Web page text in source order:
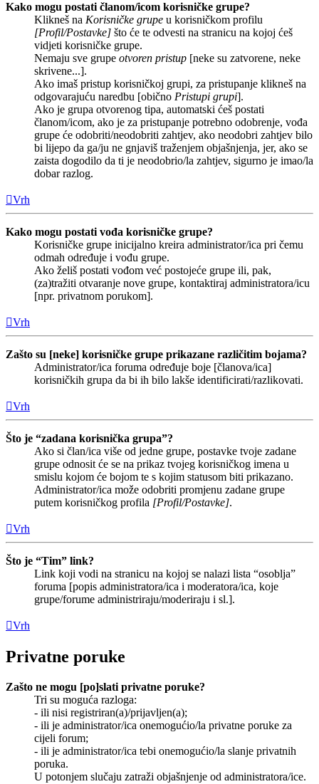
Kako mogu postati članom/icom korisničke grupe?
Klikneš na Korisničke grupe u korisničkom profilu
[Profil/Postavke] što će te odvesti na stranicu na kojoj ćeš
vidjeti korisničke grupe.
Nemaju sve grupe otvoren pristup [neke su zatvorene, neke
skrivene...].
Ako imaš pristup korisničkoj grupi, za pristupanje klikneš na
odgovarajuću naredbu [obično Pristupi grupi].
Ako je grupa otvorenog tipa, automatski ćeš postati
članom/icom, ako je za pristupanje potrebno odobrenje, vođa
grupe će odobriti/neodobriti zahtjev, ako neodobri zahtjev bilo
bi lijepo da ga/ju ne gnjaviš traženjem objašnjenja, jer, ako se
zaista dogodilo da ti je neodobrio/la zahtjev, sigurno je imao/la
dobar razlog.
Vrh
Kako mogu postati vođa korisničke grupe?
Korisničke grupe inicijalno kreira administrator/ica pri čemu
odmah određuje i vođu grupe.
Ako želiš postati vođom već postojeće grupe ili, pak,
(za)tražiti otvaranje nove grupe, kontaktiraj administratora/icu
[npr. privatnom porukom].
Vrh
Zašto su [neke] korisničke grupe prikazane različitim bojama?
Administrator/ica foruma određuje boje [članova/ica]
korisničkih grupa da bi ih bilo lakše identificirati/razlikovati.
Vrh
Što je “zadana korisnička grupa”?
Ako si član/ica više od jedne grupe, postavke tvoje zadane
grupe odnosit će se na prikaz tvojeg korisničkog imena u
smislu kojom će bojom te s kojim statusom biti prikazano.
Administrator/ica može odobriti promjenu zadane grupe
putem korisničkog profila [Profil/Postavke].
Vrh
Što je “Tim” link?
Link koji vodi na stranicu na kojoj se nalazi lista “osoblja”
foruma [popis administratora/ica i moderatora/ica, koje
grupe/forume administriraju/moderiraju i sl.].
Vrh
Privatne poruke
Zašto ne mogu [po]slati privatne poruke?
Tri su moguća razloga:
- ili nisi registriran(a)/prijavljen(a);
- ili je administrator/ica onemogućio/la privatne poruke za
cijeli forum;
- ili je administrator/ica tebi onemogućio/la slanje privatnih
poruka.
U potonjem slučaju zatraži objašnjenje od administratora/ice.